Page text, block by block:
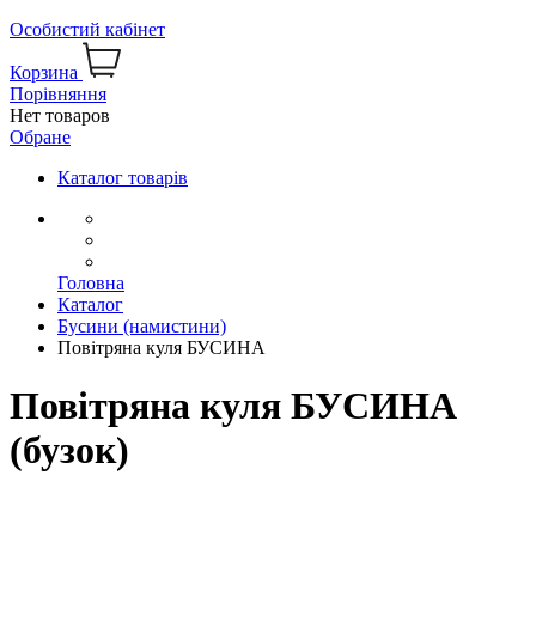
Особистий кабінет
Корзина
Порівняння
Нет товаров
Обране
Каталог товарів
Головна
Каталог
Бусини (намистини)
Повітряна куля БУСИНА
Повітряна куля БУСИНА
(бузок)